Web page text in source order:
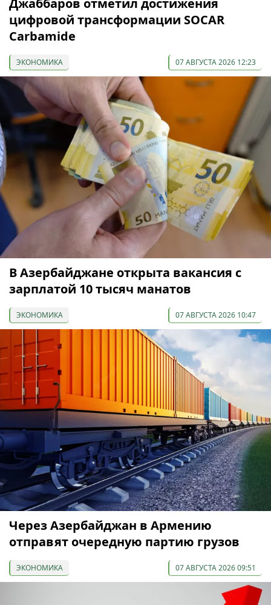
Джаббаров отметил достижения
цифровой трансформации SOCAR
Carbamide
ЭКОНОМИКА 07 АВГУСТА 2026 12:23
В Азербайджане открыта вакансия с
зарплатой 10 тысяч манатов
ЭКОНОМИКА 07 АВГУСТА 2026 10:47
Через Азербайджан в Армению
отправят очередную партию грузов
ЭКОНОМИКА 07 АВГУСТА 2026 09:51